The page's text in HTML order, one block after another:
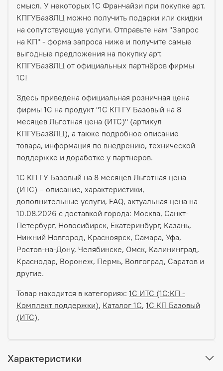
смысл. У некоторых 1С Франчайзи при покупке арт.
КПГУБаз8ЛЦ можно получить подарки или скидки
на сопутствующие услуги. Отправьте нам "Запрос
на КП" - форма запроса ниже и получите самые
выгодные предложения на покупку арт.
КПГУБаз8ЛЦ от официальных партнёров фирмы
1С!
Здесь приведена официальная розничная цена
фирмы 1С на продукт "1С КП ГУ Базовый на 8
месяцев Льготная цена (ИТС)" (артикул
КПГУБаз8ЛЦ), а также подробное описание
товара, информация по внедрению, технической
поддержке и доработке у партнеров.
1С КП ГУ Базовый на 8 месяцев Льготная цена
(ИТС) – описание, характеристики,
дополнительные услуги, FAQ, актуальная цена на
10.08.2026 с доставкой города: Москва, Санкт-
Петербург, Новосибирск, Екатеринбург, Казань,
Нижний Новгород, Красноярск, Самара, Уфа,
Ростов-на-Дону, Челябинске, Омск, Калининград,
Краснодар, Воронеж, Пермь, Волгоград, Саратов и
другие.
Товар находится в категориях: 1C ИТС (1С:КП -
Комплект поддержки), Каталог 1С, 1С КП Базовый
(ИТС),
Характеристики